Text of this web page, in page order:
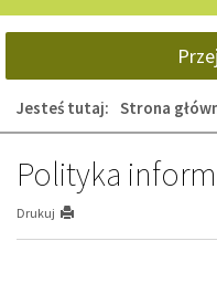
Jesteś tutaj: Strona
Polityka
Drukuj